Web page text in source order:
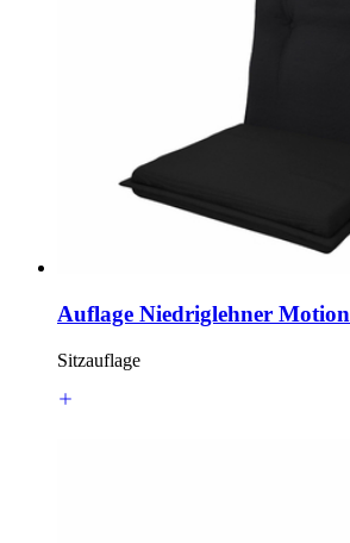
Auflage Niedriglehner
Sitzauflage